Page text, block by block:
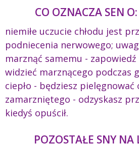
CO OZNACZA SEN
niemiłe uczucie chłodu jest
podniecenia nerwowego;
marznąć samemu -
widzieć marznącego podczas
ciepło - będziesz
zamarzniętego - odzyskasz
kiedyś opuścił.
POZOSTAŁE SNY